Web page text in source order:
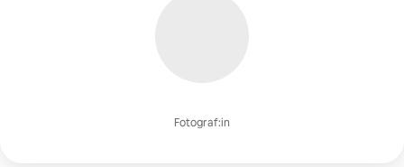
Fotograf:in